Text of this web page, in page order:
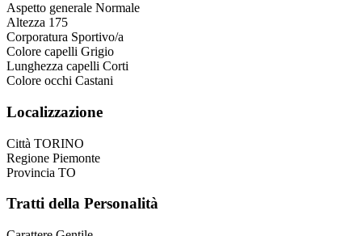
Aspetto generale Normale
Altezza 175
Corporatura Sportivo/a
Colore capelli Grigio
Lunghezza capelli Corti
Colore occhi Castani
Localizzazione
Città TORINO
Regione Piemonte
Provincia TO
Tratti della Personalità